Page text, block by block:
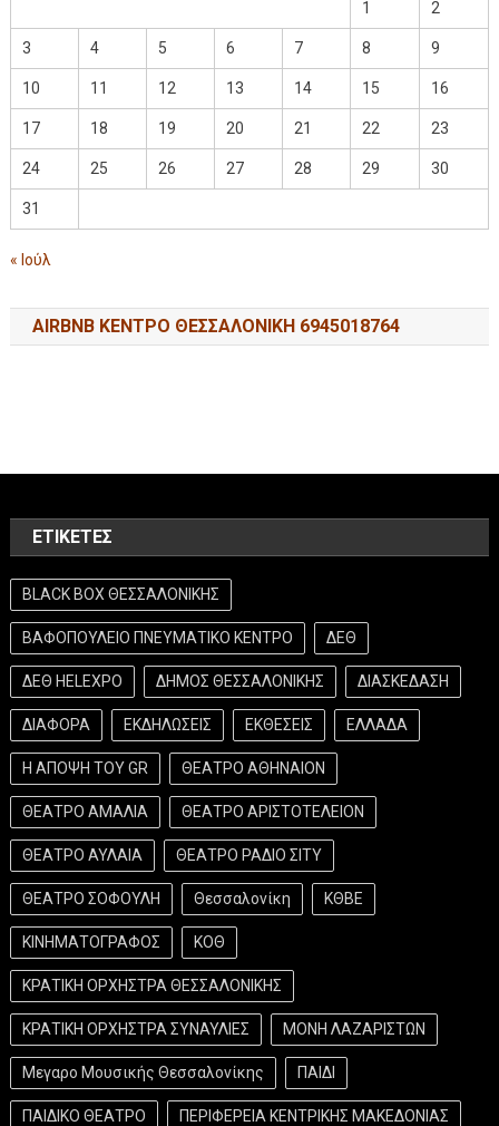
1 2
3 4 5 6 7 8 9
10 11 12 13 14 15 16
17 18 19 20 21 22 23
24 25 26 27 28 29 30
31
« Ιούλ
AIRBNB ΚΕΝΤΡΟ ΘΕΣΣΑΛΟΝΙΚΗ 6945018764
ΕΤΙΚΈΤΕΣ
BLACK BOX ΘΕΣΣΑΛΟΝΙΚΗΣ
ΒΑΦΟΠΟΥΛΕΙΟ ΠΝΕΥΜΑΤΙΚΟ ΚΕΝΤΡΟ ΔΕΘ
ΔΕΘ HELEXPO ΔΗΜΟΣ ΘΕΣΣΑΛΟΝΙΚΗΣ ΔΙΑΣΚΕΔΑΣΗ
ΔΙΑΦΟΡΑ ΕΚΔΗΛΩΣΕΙΣ ΕΚΘΕΣΕΙΣ ΕΛΛΑΔΑ
Η ΑΠΟΨΗ ΤΟΥ GR ΘΕΑΤΡΟ ΑΘΗΝΑΙΟΝ
ΘΕΑΤΡΟ ΑΜΑΛΙΑ ΘΕΑΤΡΟ ΑΡΙΣΤΟΤΕΛΕΙΟΝ
ΘΕΑΤΡΟ ΑΥΛΑΙΑ ΘΕΑΤΡΟ ΡΑΔΙΟ ΣΙΤΥ
ΘΕΑΤΡΟ ΣΟΦΟΥΛΗ Θεσσαλονίκη ΚΘΒΕ
ΚΙΝΗΜΑΤΟΓΡΑΦΟΣ ΚΟΘ
ΚΡΑΤΙΚΗ ΟΡΧΗΣΤΡΑ ΘΕΣΣΑΛΟΝΙΚΗΣ
ΚΡΑΤΙΚΗ ΟΡΧΗΣΤΡΑ ΣΥΝΑΥΛΙΕΣ ΜΟΝΗ ΛΑΖΑΡΙΣΤΩΝ
Μεγαρο Μουσικής Θεσσαλονίκης ΠΑΙΔΙ
ΠΑΙΔΙΚΟ ΘΕΑΤΡΟ ΠΕΡΙΦΕΡΕΙΑ ΚΕΝΤΡΙΚΗΣ ΜΑΚΕΔΟΝΙΑΣ